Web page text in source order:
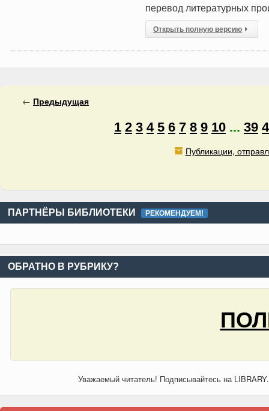
перевод литературных
Открыть полную версию
← Предыдущая
1 2 3 4 5 6 7 8 9 10 ... 39
Публикации,
ПАРТНЁРЫ БИБЛИОТЕКИ РЕКОМЕНДУЕМ!
ОБРАТНО В РУБРИКУ?
Уважаемый читатель! Подписывайтесь на